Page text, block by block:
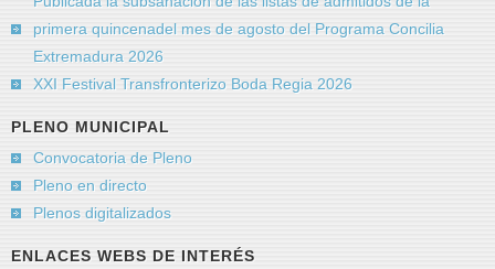
primera quincenadel mes de agosto del Programa Concilia
Extremadura 2026
XXI Festival Transfronterizo Boda Regia 2026
PLENO MUNICIPAL
Convocatoria de Pleno
Pleno en directo
Plenos digitalizados
ENLACES WEBS DE INTERÉS